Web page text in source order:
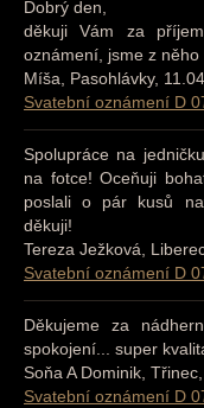
Dobrý den,
děkuji Vám za
oznámení, jsme z
Míša, Pasohlávky,
Svatební oznámení D
Spolupráce na
na fotce! Oceňuji
poslali o pár kusů
děkuji!
Tereza Ježková,
Svatební oznámení D
Děkujeme za
spokojení... super
Soňa A Dominik,
Svatební oznámení D